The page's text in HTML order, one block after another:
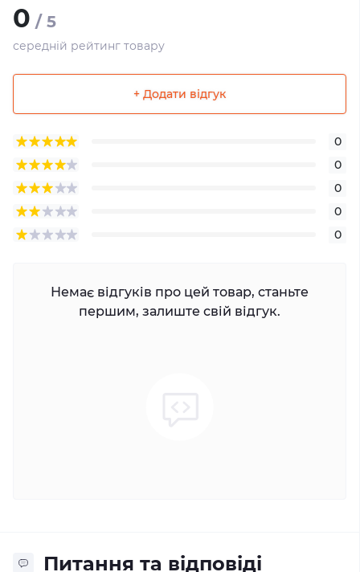
0 / 5
середній рейтинг товару
+ Додати відгук
0
0
0
0
0
Немає відгуків про цей товар, станьте
першим, залиште свій відгук.
Питання та відповіді